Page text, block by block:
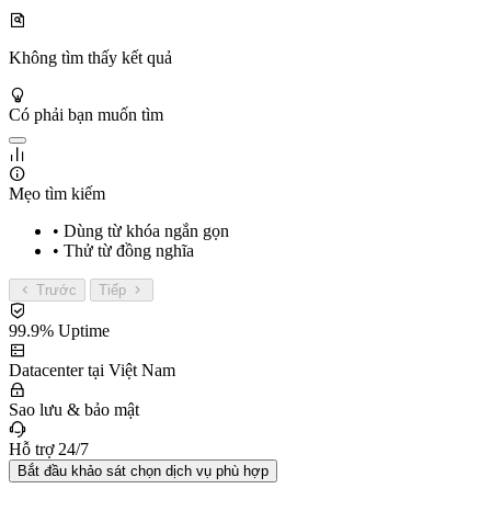
Không tìm thấy kết quả
Có phải bạn muốn tìm
Mẹo tìm kiếm
• Dùng từ khóa ngắn gọn
• Thử từ đồng nghĩa
Trước Tiếp
99.9% Uptime
Datacenter tại Việt Nam
Sao lưu & bảo mật
Hỗ trợ 24/7
Bắt đầu khảo sát chọn dịch vụ phù hợp